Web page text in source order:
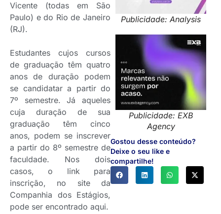
Publicidade: Analysis
Publicidade: EXB
Agency
Gostou desse conteúdo?
Deixe o seu like e
compartilhe!
Vicente (todas em São
Paulo) e do Rio de Janeiro
(RJ).
Estudantes cujos cursos
de graduação têm quatro
anos de duração podem
se candidatar a partir do
7º semestre. Já aqueles
cuja duração de sua
graduação têm cinco
anos, podem se inscrever
a partir do 8º semestre de
faculdade. Nos dois
casos, o link para
inscrição, no site da
Companhia dos Estágios,
pode ser encontrado aqui.